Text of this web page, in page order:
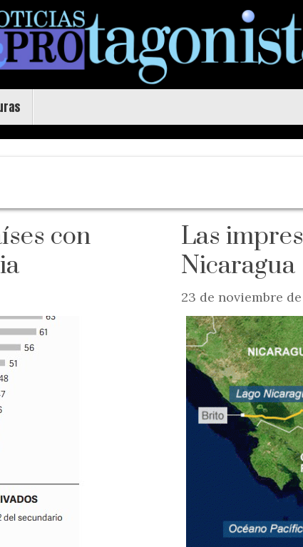
con
Las
Nicaragua
23 de noviembre de